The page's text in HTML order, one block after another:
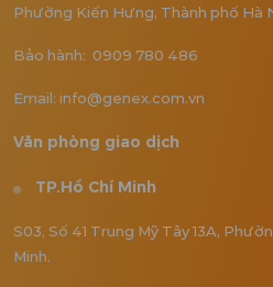
Phường Kiến Hưng, Thành phố Hà
Bảo hành: 0909 780 486
Email: info@genex.com.vn
Văn phòng giao dịch
TP.Hồ Chí Minh
S03, Số 41 Trung Mỹ Tây 13A,
Minh.